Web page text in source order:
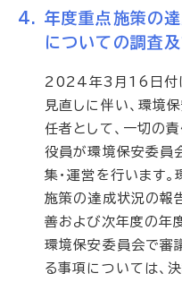
年度重点施策の
についての調査
2024年3月16日付
見直しに伴い、環境
任者として、一切の
役員が環境保安委員
集・運営を行います
施策の達成状況の報
善および次年度の年
環境保安委員会で審
る事項については、